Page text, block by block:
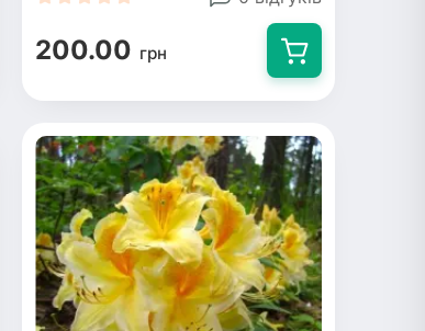
200.00 грн